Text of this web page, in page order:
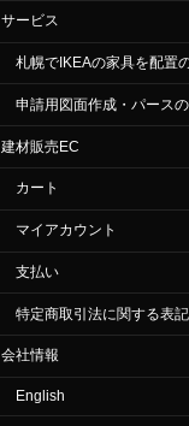
サービス
札幌でIKEAの家具を配置
申請用図面作成・パース
建材販売EC
カート
マイアカウント
支払い
特定商取引法に関する表記
会社情報
English